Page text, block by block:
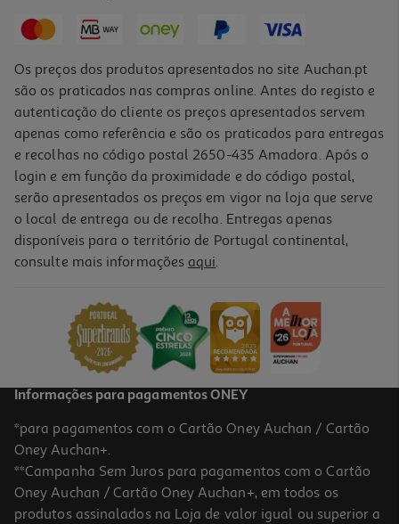
Figura My Jersey Rodri - Home - Man City
19,99 €
Os preços dos produtos apresentados no site Auchan.pt
são os praticados nas compras online. Antes do registo e
autenticação do cliente os preços apresentados servem
apenas como referência e são os praticados para entregas
e recolhas no código postal 2650-435 Amadora. Após o
login e em função da proximidade e do código postal,
serão apresentados os preços em vigor na loja que serve
o local de entrega ou de recolha. Entregas apenas
disponíveis para o território de Portugal continental,
consulte mais informações aqui.
Informações para pagamentos ONEY
*para pagamentos com o Cartão Oney Auchan / Cartão
Oney Auchan+.
**Campanha Sem Juros para pagamentos com o Cartão
Oney Auchan / Cartão Oney Auchan+, em todos os
produtos assinalados na Loja de valor igual ou superior a